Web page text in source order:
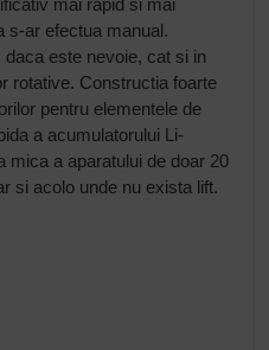
mai rapid si mai
s-ar efectua manual.
este nevoie, cat si in
rotative. Constructia foarte
pentru elementele de
a acumulatorului Li-
mica a aparatului de doar 20
si acolo unde nu exista lift.